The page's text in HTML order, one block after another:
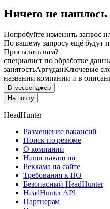
Ничего не нашлось
Попробуйте изменить запрос
По вашему запросу ещё будут
Присылать вам?
специалист по обработке
занятостьАргуданКлючевые
названии компании и в
В мессенджер
На почту
HeadHunter
Размещение вакансий
Поиск по резюме
О компании
Наши вакансии
Реклама на сайте
Требования к ПО
Безопасный HeadHunter
HeadHunter API
Партнерам